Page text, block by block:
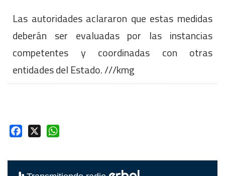
Las autoridades aclararon que estas medidas
deberán ser evaluadas por las instancias
competentes y coordinadas con otras
entidades del Estado. ///kmg
Facebook